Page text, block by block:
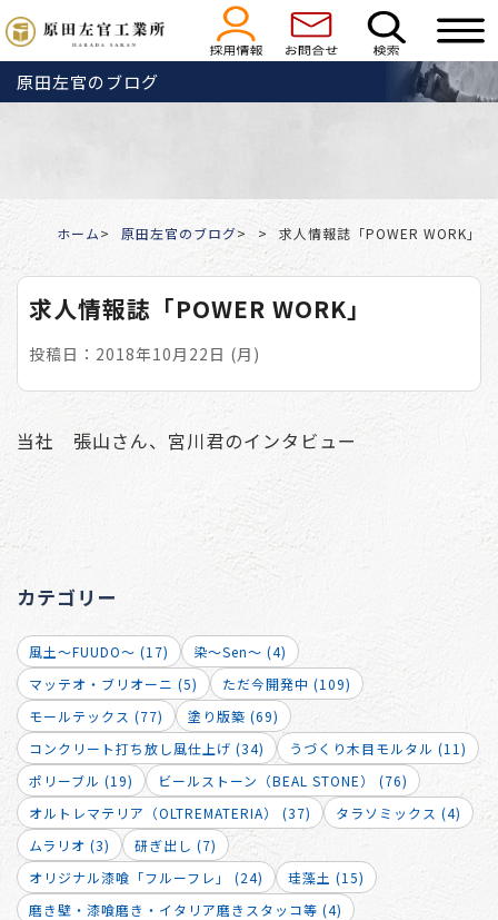
原田左官のブログ
ホーム 原田左官のブログ 求人情報誌「POWER WORK」
求人情報誌「POWER WORK」
投稿日：2018年10月22日 (月)
当社 張山さん、宮川君のインタビュー
カテゴリー
風土～FUUDO～ (17)
染～Sen～ (4)
マッテオ・ブリオーニ (5)
ただ今開発中 (109)
モールテックス (77)
塗り版築 (69)
コンクリート打ち放し風仕上げ (34)
うづくり木目モルタル (11)
ポリーブル (19)
ビールストーン（BEAL STONE） (76)
オルトレマテリア（OLTREMATERIA） (37)
タラソミックス (4)
ムラリオ (3)
研ぎ出し (7)
オリジナル漆喰「フルーフレ」 (24)
珪藻土 (15)
磨き壁・漆喰磨き・イタリア磨きスタッコ等 (4)